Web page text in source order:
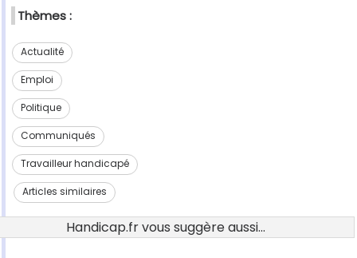
Thèmes :
Actualité
Emploi
Politique
Communiqués
Travailleur handicapé
Articles similaires
Handicap.fr vous suggère aussi...